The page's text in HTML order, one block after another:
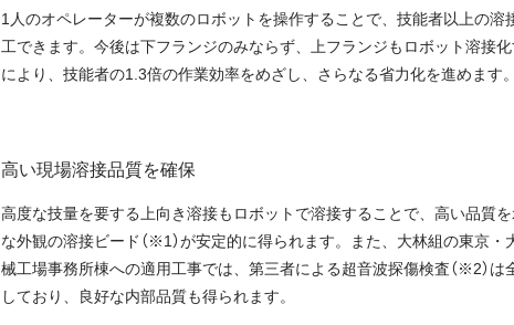
1人のオペレーターが複数のロボットを操作することで、技能者以上の溶
工できます。今後は下フランジのみならず、上フランジもロボット溶接
により、技能者の1.3倍の作業効率をめざし、さらなる省力化を進めます
高い現場溶接品質を確保
高度な技量を要する上向き溶接もロボットで溶接することで、高い品質
な外観の溶接ビード（※1）が安定的に得られます。また、大林組の東京・
械工場事務所棟への適用工事では、第三者による超音波探傷検査（※2）は
しており、良好な内部品質も得られます。